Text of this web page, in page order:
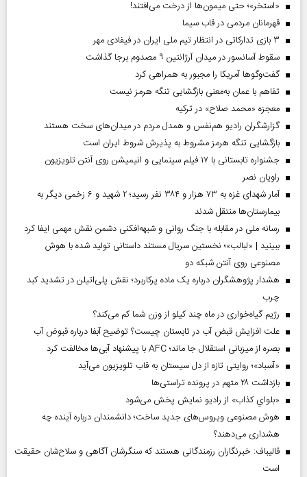
«استخر»‌‌؛ حتی میمون‌ها از درخت می‌افتند!
قهرمانان مردمی در قاب سیما
۳ بازی تدارکاتی در انتظار تیم ملی ایران در فیفادی مهر
سقوط آسانسور در میدان آرژانتین ۹ مصدوم برجا گذاشت
گفت‌وگوها آمریکا را مجبور به همراهی کرد
تفاهم با عمان به‌معنی بازگشایی تنگه هرمز نیست
معجزه «محمد صلاح» در ترکیه
گزارشگران رادیو هم‌نفس و همدل مردم در میدان‌های سخت هستند
بازگشایی تنگه هرمز مشروط به پذیرش شروط ایران است
جشنواره تابستانی با ۱۷ فیلم سینمایی و انیمیشن روی آنتن تلویزیون
راویان نصر
آمار شهدای غزه به ۷۳ هزار و ۳۸۴ نفر رسید؛ ۲ شهید و ۶ زخمی دیگر به
بیمارستان‌ها منتقل شدند
رسانه ملی در مقابله با جنگ روانی و شبهه‌افکنی دشمن نقش مهمی ایفا کرد
ببینید | «لبالب»؛ نخستین سریال مستند داستانی تولید شده با هوش
مصنوعی روی آنتن شبکه دو
هشدار پژوهشگران درباره یک ماده پرکاربرد؛ نقش پلی‌اتیلن در تشدید کبد
چرب
رژیم گیاه‌خواری در ماه چند کیلو از وزن شما کم می‌کند؟
علت افزایش قبض آب در تابستان چیست؟ توضیح آبفا درباره قبوض آب
بصره از میزبانی استقلال جا ماند؛ AFC با پیشنهاد آبی‌ها مخالفت کرد
«آسباد»؛ روایتی تازه از دل سیستان به قاب تلویزیون می‌آید
بازداشت ۲۸ متهم در پرونده تراستی‌ها
«بلواي کذاب» از رادیو نمایش پخش می‌شود
هوش مصنوعی ویروس‌های جدید ساخت؛ دانشمندان درباره آینده چه
هشداری می‌دهند؟
قالیباف: خبرنگاران رزمندگانی هستند که سنگرشان آگاهی و سلاح‌شان حقیقت
است